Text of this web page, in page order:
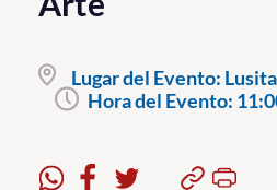
Admisión
Pregrado
Postgrado
Lugar del Evento:
Hora del Evento: